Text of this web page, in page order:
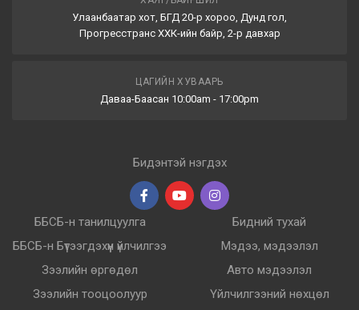
Улаанбаатар хот, БГД 20-р хороо, Дунд гол,
Прогресстранс ХХК-ийн байр, 2-р давхар
ЦАГИЙН ХУВААРЬ
Даваа-Баасан 10:00am - 17:00pm
Бидэнтэй нэгдэх
ББСБ-н танилцуулга
ББСБ-н Бүтээгдэхүүн үйлчилгээ
Зээлийн өргөдөл
Зээлийн тооцоолуур
Бидний тухай
Мэдээ, мэдээлэл
Авто мэдээлэл
Үйлчилгээний нөхцөл